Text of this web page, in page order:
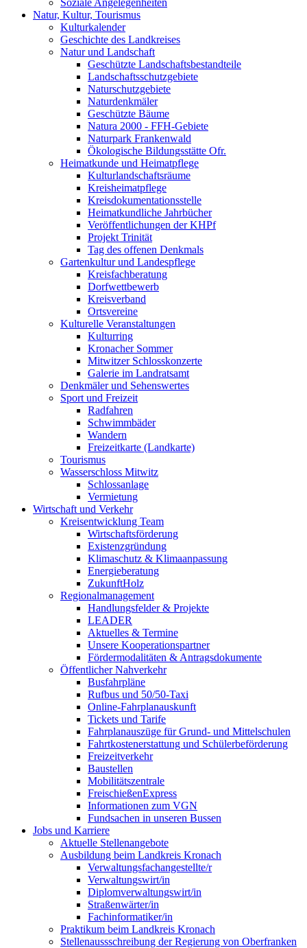
Soziale Angelegenheiten
Natur, Kultur, Tourismus
Kulturkalender
Geschichte des Landkreises
Natur und Landschaft
Geschützte Landschaftsbestandteile
Landschaftsschutzgebiete
Naturschutzgebiete
Naturdenkmäler
Geschützte Bäume
Natura 2000 - FFH-Gebiete
Naturpark Frankenwald
Ökologische Bildungsstätte Ofr.
Heimatkunde und Heimatpflege
Kulturlandschaftsräume
Kreisheimatpflege
Kreisdokumentationsstelle
Heimatkundliche Jahrbücher
Veröffentlichungen der KHPf
Projekt Trinität
Tag des offenen Denkmals
Gartenkultur und Landespflege
Kreisfachberatung
Dorfwettbewerb
Kreisverband
Ortsvereine
Kulturelle Veranstaltungen
Kulturring
Kronacher Sommer
Mitwitzer Schlosskonzerte
Galerie im Landratsamt
Denkmäler und Sehenswertes
Sport und Freizeit
Radfahren
Schwimmbäder
Wandern
Freizeitkarte (Landkarte)
Tourismus
Wasserschloss Mitwitz
Schlossanlage
Vermietung
Wirtschaft und Verkehr
Kreisentwicklung Team
Wirtschaftsförderung
Existenzgründung
Klimaschutz & Klimaanpassung
Energieberatung
ZukunftHolz
Regionalmanagement
Handlungsfelder & Projekte
LEADER
Aktuelles & Termine
Unsere Kooperationspartner
Fördermodalitäten & Antragsdokumente
Öffentlicher Nahverkehr
Busfahrpläne
Rufbus und 50/50-Taxi
Online-Fahrplanauskunft
Tickets und Tarife
Fahrplanauszüge für Grund- und Mittelschulen
Fahrtkostenerstattung und Schülerbeförderung
Freizeitverkehr
Baustellen
Mobilitätszentrale
FreischießenExpress
Informationen zum VGN
Fundsachen in unseren Bussen
Jobs und Karriere
Aktuelle Stellenangebote
Ausbildung beim Landkreis Kronach
Verwaltungsfachangestellte/r
Verwaltungswirt/in
Diplomverwaltungswirt/in
Straßenwärter/in
Fachinformatiker/in
Praktikum beim Landkreis Kronach
Stellenaussschreibung der Regierung von Oberfranken